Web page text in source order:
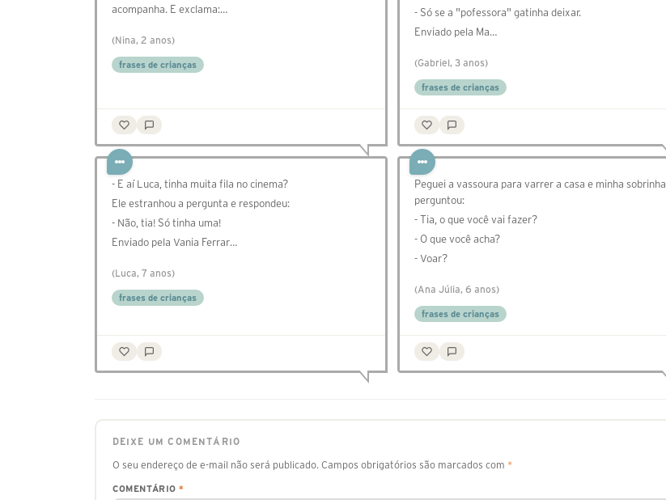
acompanha. E exclama:…
(Nina, 2 anos)
frases de crianças
- Só se a "pofessora" gatinha deixar.
Enviado pela Ma…
(Gabriel, 3 anos)
frases de crianças
- E aí Luca, tinha muita fila no cinema?
Ele estranhou a pergunta e respondeu:
- Não, tia! Só tinha uma!
Enviado pela Vania Ferrar…
(Luca, 7 anos)
frases de crianças
Peguei a vassoura para varrer a casa e minha sobrinha
perguntou:
- Tia, o que você vai fazer?
- O que você acha?
- Voar?
(Ana Júlia, 6 anos)
frases de crianças
DEIXE UM COMENTÁRIO
O seu endereço de e-mail não será publicado. Campos obrigatórios são marcados com *
COMENTÁRIO *